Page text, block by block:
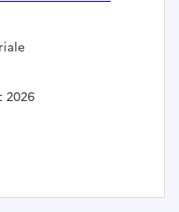
2026
- MAIRIE DE